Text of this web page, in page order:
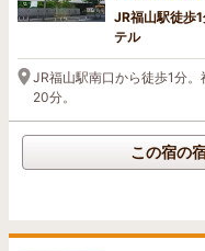
JR福山駅徒歩
テル
JR福山駅南口から徒歩1分
20分。
この宿の